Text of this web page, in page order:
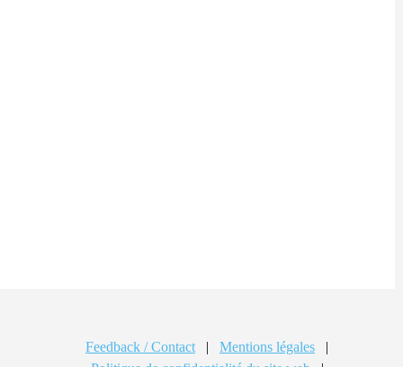
Feedback / Contact | Mentions légales
|